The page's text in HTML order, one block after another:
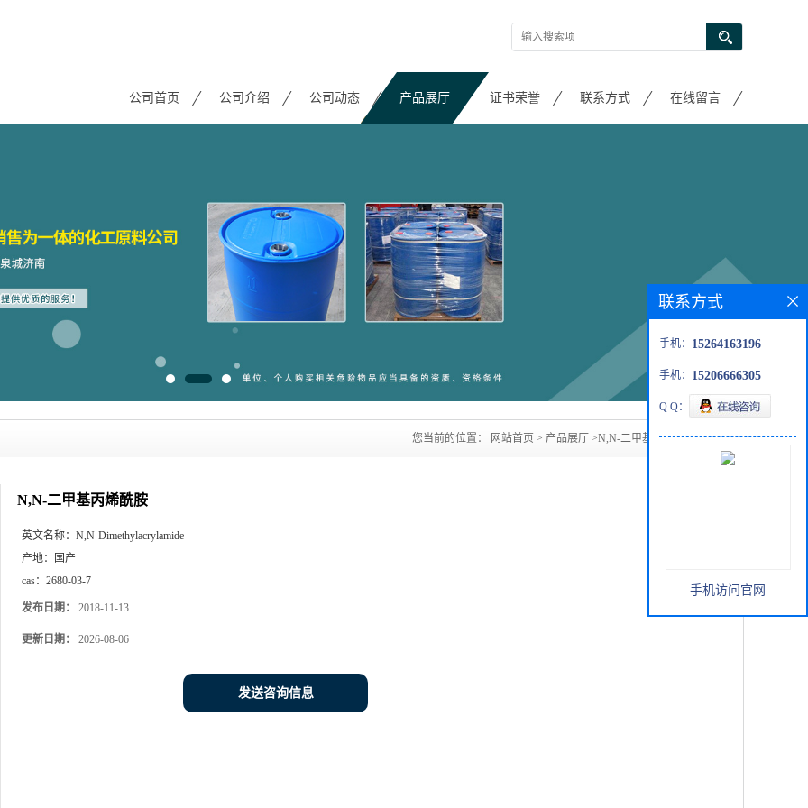
公司首页 公司介绍 公司动态 产品展厅 证书荣誉 联系方式 在线留言
您当前的位置： 网站首页 > 产品展厅 >N,N-二甲基丙烯酰胺
N,N-二甲基丙烯酰胺
英文名称： N,N-Dimethylacrylamide
产地：
国产
cas： 2680-03-7
发布日期： 2018-11-13
更新日期： 2026-08-06
发送咨询信息
联系方式
手机： 15264163196
手机： 15206666305
Q Q：
手机访问官网